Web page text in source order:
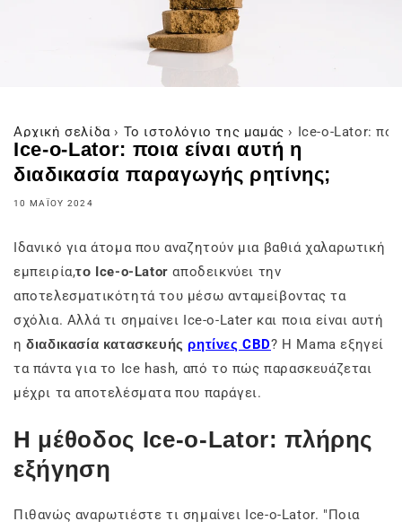
Αρχική σελίδα › Το ιστολόγιο της μαμάς › Ice-o-Lator:
Ice-o-Lator: ποια είναι αυτή η
διαδικασία παραγωγής ρητίνης;
10 ΜΑΪ́ΟΥ 2024
Ιδανικό για άτομα που αναζητούν μια βαθιά χαλαρωτική
εμπειρία,το Ice-o-Latorαποδεικνύει την
αποτελεσματικότητά του μέσω ανταμείβοντας τα
σχόλια. Αλλά τι σημαίνει Ice-o-Later και ποια είναι αυτή
ηδιαδικασία κατασκευήςρητίνες CBD? Η Mama εξηγεί
τα πάντα για το Ice hash, από το πώς παρασκευάζεται
μέχρι τα αποτελέσματα που παράγει.
Η μέθοδος Ice-o-Lator: πλήρης
εξήγηση
Πιθανώς αναρωτιέστε τι σημαίνει Ice-o-Lator. "Ποια